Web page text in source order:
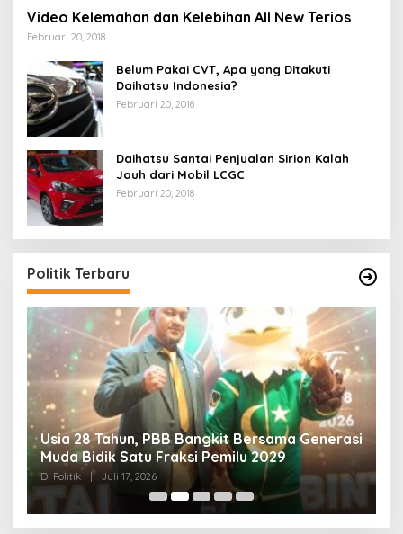
Video Kelemahan dan Kelebihan All New Terios
Februari 20, 2018
Belum Pakai CVT, Apa yang Ditakuti
Daihatsu Indonesia?
Februari 20, 2018
Daihatsu Santai Penjualan Sirion Kalah
Jauh dari Mobil LCGC
Februari 20, 2018
Politik Terbaru
Usia 28 Tahun, PBB Bangkit Bersama Generasi
Muda Bidik Satu Fraksi Pemilu 2029
Di Politik | Juli 17, 2026